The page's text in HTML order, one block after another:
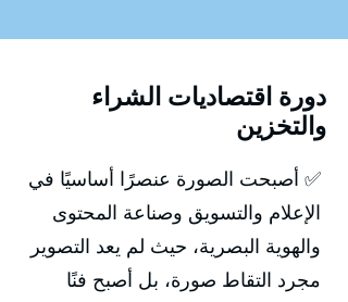
دورة اقتصاديات الشراء
والتخزين
✅ أصبحت الصورة عنصرًا أساسيًا في
الإعلام والتسويق وصناعة المحتوى
والهوية البصرية، حيث لم يعد التصوير
مجرد التقاط صورة، بل أصبح فنًا